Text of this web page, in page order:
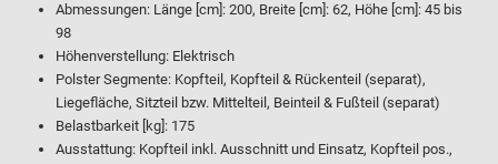
Abmessungen: Länge [cm]: 200, Breite [cm]: 62, Höhe [cm]: 45 bis
98
Höhenverstellung: Elektrisch
Polster Segmente: Kopfteil, Kopfteil & Rückenteil (separat),
Liegefläche, Sitzteil bzw. Mittelteil, Beinteil & Fußteil (separat)
Belastbarkeit [kg]: 175
Ausstattung: Kopfteil inkl. Ausschnitt und Einsatz, Kopfteil pos.,